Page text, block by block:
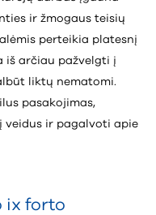
ir žmogaus teisių
perteikia platesnį
iš arčiau pažvelgti į
liktų nematomi.
pasakojimas,
veidus ir pagalvoti apie
ix forto